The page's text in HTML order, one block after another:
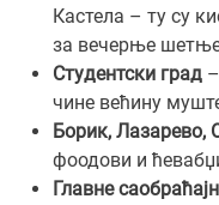
Кастела – ту су
за вечерње
Студентски град
чине већину
Борик, Лазарево,
фоодови и
Главне